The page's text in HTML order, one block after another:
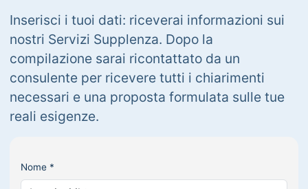
Inserisci i tuoi dati: riceverai informazioni sui
nostri Servizi Supplenza. Dopo la
compilazione sarai ricontattato da un
consulente per ricevere tutti i chiarimenti
necessari e una proposta formulata sulle tue
reali esigenze.
Nome *